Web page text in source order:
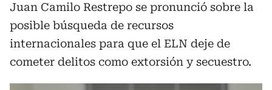
Juan Camilo Restrepo se pronunció sobre la
posible búsqueda de recursos
internacionales para que el ELN deje de
cometer delitos como extorsión y secuestro.